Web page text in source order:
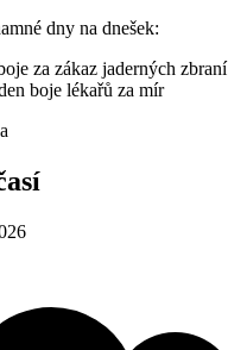
dny na dnešek:
za zákaz jaderných zbraní
boje lékařů za mír